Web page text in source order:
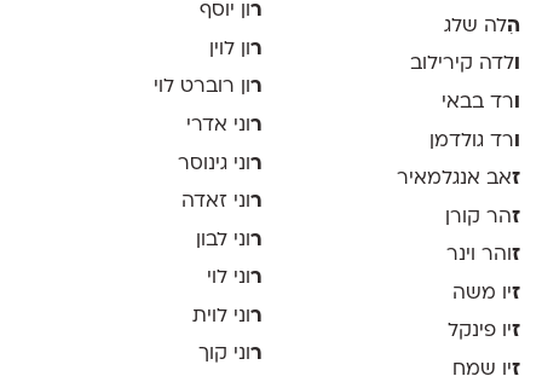
הִלה שלג
ולדה קירילוב
רד בבאי
ורד גולדמן
זאב אנגלמאיר
זהר קורן
זוהר וינר
זיו משה
זיו פינקל
זיו שמח
ר ון יוסף
ר ון לוין
רון רוברט לוי
ר וני אדרי
רוני גינוסר
ר וני זאדה
ר וני לבון
רוני לוי
ר וני לוית
רוני קוך